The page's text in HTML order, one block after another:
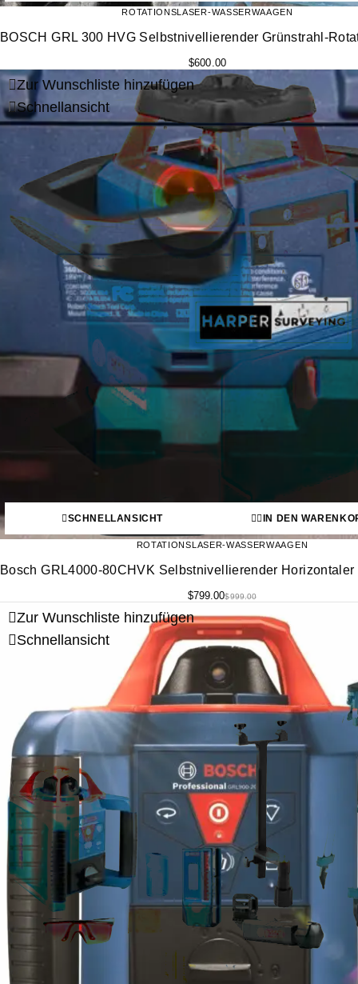
ROTATIONSLASER-WASSERWAAGEN
BOSCH GRL 300 HVG Selbstnivellierender Grünstrahl-
$600.00
Zur Wunschliste hinzufügen
Schnellansicht
SCHNELLANSICHT IN DEN
ROTATIONSLASER-WASSERWAAGEN
Bosch GRL4000-80CHVK Selbstnivellierender
$999.00
$799.00
Zur Wunschliste hinzufügen
Schnellansicht